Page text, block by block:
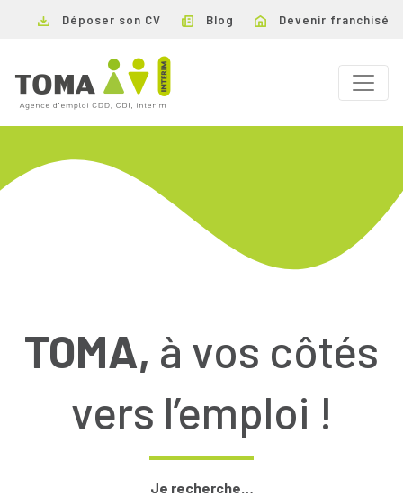
Déposer son CV Blog Devenir franchisé
TOMA, à vos côtés
vers l’emploi !
Je recherche…